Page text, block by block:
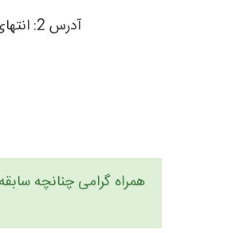
آدرس 2: انتهای بلوار کشاورز خیابان دکتر قریب؛ مجتمع بیمارستان امام خمینی (ره)
همراه گرامی چنانچه